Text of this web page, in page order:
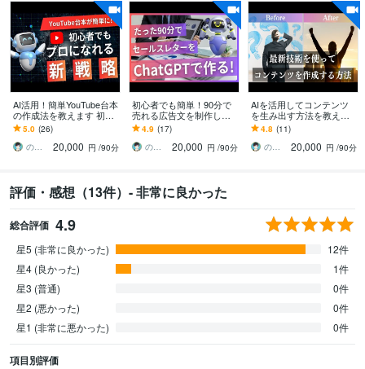
AI活用！簡単YouTube台本
の作成法を教えます 初め
てでも安心！プロのシナ
リオライターになりませ
んか？
5.0 (26)
のぶ AI活用かんたんコンテンツ制作術
20,000 円 /90分
初心者でも簡単！90分で
売れる広告文を制作しま
す 初心者でも簡単！コピ
ペだけでプロ級のセール
スレターが完成
4.9 (17)
のぶ AI活用かんたんコンテンツ制作術
20,000 円 /90分
AIを活用してコンテンツ
を生み出す方法を教えま
す 新時代に輝け！AI活用
であなたのコンテンツを
作成しませんか？
4.8 (11)
のぶ AI活用かんたんコンテンツ制作術
20,000 円 /90分
評価・感想（13件）- 非常に良かった
総合評価 4.9
星5 (非常に良かった)
12件
星4 (良かった)
1件
星3 (普通)
0件
星2 (悪かった)
0件
星1 (非常に悪かった)
0件
項目別評価